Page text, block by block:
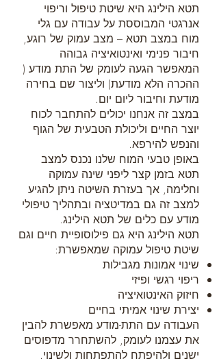
תטא הילינג היא שיטת טיפול וריפוי
אנרגטי המבוססת על עבודה עם גלי
מוח במצב תטא – מצב עמוק של רוגע,
חיבור פנימי ואינטואיציה גבוהה
המאפשר הגעה לעומק של התת מודע (
ההכרה הלא מודעת) וליצור שם בחירה
מודעת וחיבור ליום יום.
במצב זה אנחנו יכולים להתחבר לכוח
יוצר החיים וליכולת הטבעית של הגוף
והנפש להירפא.
באופן טבעי המוח שלנו נכנס למצב
תטא בזמן קצר ליפני שינה עמוקה
וחלימה, אך בעזרת השיטה ניתן להגיע
למצב זה גם במדיטציה ובתהליך טיפולי
מודע עם כלים של תטא הילינג.
תטא הילינג היא גם פילוסופיית חיים וגם
שיטת טיפול עמוקה שמאפשרת:
שינוי אמונות מגבילות
ריפוי רגשי ופיזי
חיזוק האינטואיציה
יצירת שינוי אמיתי בחיים
העבודה עם התת-מודע מאפשרת להבין
את עצמנו לעומק, להשתחרר מדפוסים
ישנים ולהיפתח להתפתחות ולשינוי.